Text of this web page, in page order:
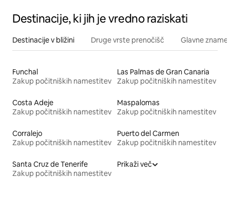
Destinacije, ki jih je vredno raziskati
Destinacije v bližini Druge vrste prenočišč Glavne
Funchal
Zakup počitniških namestitev
Las Palmas de Gran Canaria
Zakup počitniških namestitev
Costa Adeje
Zakup počitniških namestitev
Maspalomas
Zakup počitniških namestitev
Corralejo
Zakup počitniških namestitev
Puerto del Carmen
Zakup počitniških namestitev
Santa Cruz de Tenerife
Zakup počitniških namestitev
Prikaži več